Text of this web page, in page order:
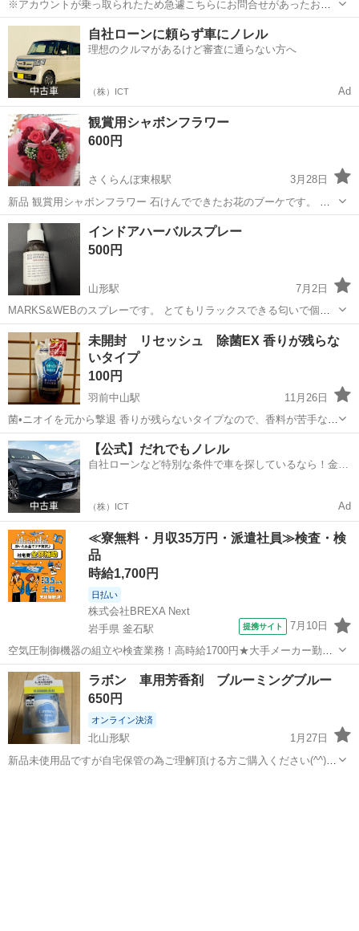
※アカウントが乗っ取られたため急遽こちらにお問合せがあったお品
をアップしました。 もしよろしければもう一度こちらまでご連絡くだ
ラベンダーの精油の抗菌作...
山形 東根市 さくらんぼ東根駅 芳香剤、消臭剤
自社ローンに頼らず車にノレル
理想のクルマがあるけど審査に通らない方へ
（株）ICT Ad
観賞用シャボンフラワー
600円
さくらんぼ東根駅
3月28日
新品 観賞用シャボンフラワー 石けんでできたお花のブーケです。 飾
っていると香りがするのでインテリアに最適です。 3月末に約2500円
で購入しましたが2個購入してしまっていたのでお好きな方にお譲りで
きればと思います。
山形 東根市 さくらんぼ東根駅 芳香剤、消臭剤
インドアハーバルスプレー
500円
山形駅
7月2日
MARKS&WEBのスプレーです。 とてもリラックスできる匂いで個人
的には好きなのですが ペットが苦手そうなので使うのを辞めました。
我が家の場合犬は平気そうでしたが猫がダメでした。 リビングと寝室
に一度ずつ使っただけな...
山形 山形市 山形駅 芳香剤、消臭剤 寝室
未開封 リセッシュ 除菌EX 香りが残らな
いタイプ
100円
羽前中山駅
11月26日
菌•ニオイを元から撃退 香りが残らないタイプなので、香料が苦手な方
にも。 未開封のリセッシュ除菌EXです。 自宅保管品です。
山形 南陽市 羽前中山駅 芳香剤、消臭剤
【公式】だれでもノレル
自社ローンなど特別な条件で車を探しているなら！金利
（株）ICT Ad
≪寮無料・月収35万円・派遣社員≫検査・検
品
時給1,700円
日払い
株式会社BREXA Next
岩手県 釜石駅
提携サイト 7月10日
空気圧制御機器の組立や検査業務！高時給1700円★大手メーカー勤
務！嬉しい寮費無料！ワンルーム寮完備★マイカー通勤OK＆工場敷地
内に無料駐車場あり★！《岩手県釜石市》 人気の工場のお仕事 ◇空気
圧制御機器（シリンダ、バルブ...
岩手 釜石市 釜石駅 その他
ラボン 車用芳香剤 ブルーミングブルー
650円
オンライン決済
北山形駅
1月27日
新品未使用品ですが自宅保管の為ご理解頂ける方ご購入ください(^^)